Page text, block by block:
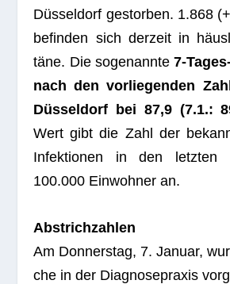
Düs­sel­dorf gestor­ben. 1.868
befin­den sich der­zeit in
täne. Die soge­nannte
nach den vor­lie­gen­den
Düs­sel­dorf bei 87,9 (7.1.:
Wert gibt die Zahl der
Infek­tio­nen in den letz­ten
100.000 Ein­woh­ner an.
Abstrich­zah­len
Am Don­ners­tag, 7. Januar,
che in der Dia­gno­se­pra­xis